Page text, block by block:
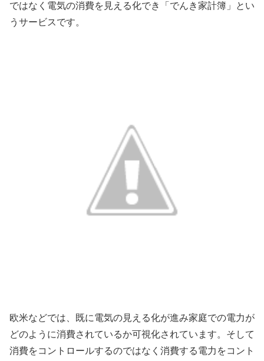
ではなく電気の消費を見える化でき「でんき家計簿」とい
うサービスです。
欧米などでは、既に電気の見える化が進み家庭での電力が
どのように消費されているか可視化されています。そして
消費をコントロールするのではなく消費する電力をコント